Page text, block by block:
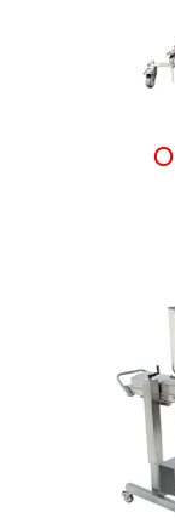
O